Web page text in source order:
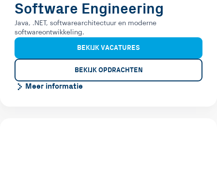
Software Engineering
Java, .NET, softwarearchitectuur en moderne
softwareontwikkeling.
BEKIJK VACATURES
BEKIJK OPDRACHTEN
Meer informatie